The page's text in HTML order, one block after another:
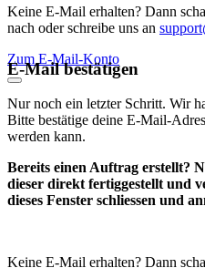
Keine E-Mail erhalten? Dann
nach oder schreibe uns an
Zum E-Mail-Konto
E-Mail bestätigen
Nur noch ein letzter Schritt. Wir
Bitte bestätige deine E-Mail-
werden kann.
Bereits einen Auftrag erstellt?
dieser direkt fertiggestellt und
dieses Fenster schliessen und
Keine E-Mail erhalten? Dann